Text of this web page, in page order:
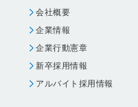
会社概要
企業情報
企業行動憲章
新卒採用情報
アルバイト採用情報